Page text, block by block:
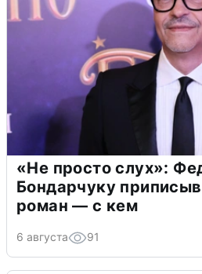
«Не просто слух»:
Бондарчуку
роман — с кем
6 августа 91